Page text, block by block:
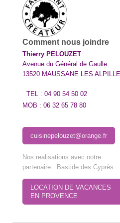
Comment nous joindre
Thierry PELOUZET
Avenue du Général de Gaulle
13520 MAUSSANE LES
TEL : 04 90 54 50 02
MOB : 06 32 65 78 80
cuisinepelouzet@orange.fr
Nos realisations avec notre
partenaire : Bastide des Cyprès
LOCATION DE VACANCES
EN PROVENCE